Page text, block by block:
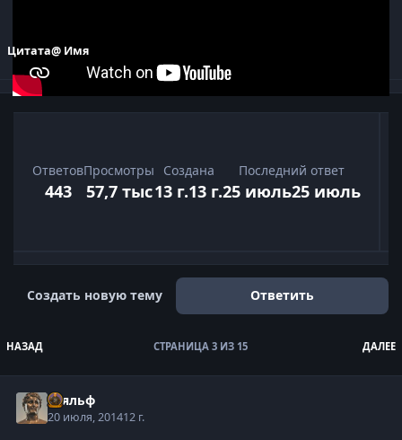
Цитата@ Имя
Ответов
443
Просмотры
57,7 тыс
Создана
13 г.13 г.
Последний ответ
25 июль25 июль
Развернуть обзор темы
Создать новую тему
Ответить
НАЗАД ДАЛЕЕ
СТРАНИЦА 3 ИЗ 15
Тьяльф
20 июля, 201412 г.